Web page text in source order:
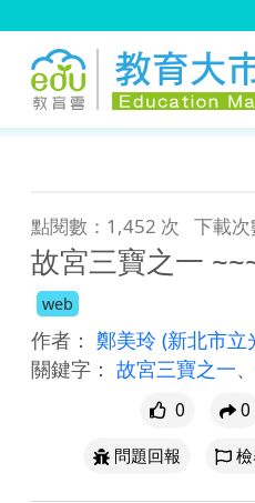
點閱數：1,452 次 下載
故宮三寶之一
web
作者： 鄭美玲 (新北市立
關鍵字： 故宮三寶之一、
0 0
問題回報